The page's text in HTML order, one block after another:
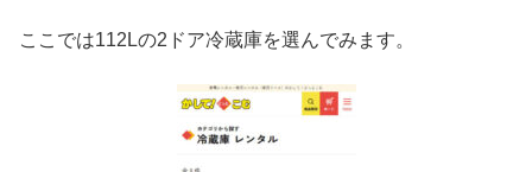
ここでは112Lの2ドア冷蔵庫を選んでみます。